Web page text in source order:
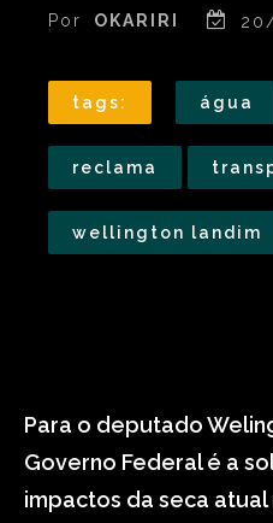
Por OKARIRI
tags: água
reclama
wellington landim
Para o deputado
Governo Federal é a
impactos da seca